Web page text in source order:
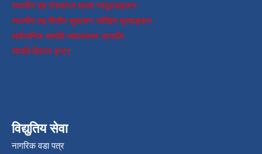
स्थानीय तह संस्थागत क्षमता स्वमूल्याङ्कन
स्थानीय तह वित्तीय सुशासन जोखिम मूल्याङ्कन
सार्वजनिक सम्पति व्यवस्थापन प्रणालि
सम्पति विवरण इन्ट्र
विद्युतिय सेवा
नागरिक वडा पत्र